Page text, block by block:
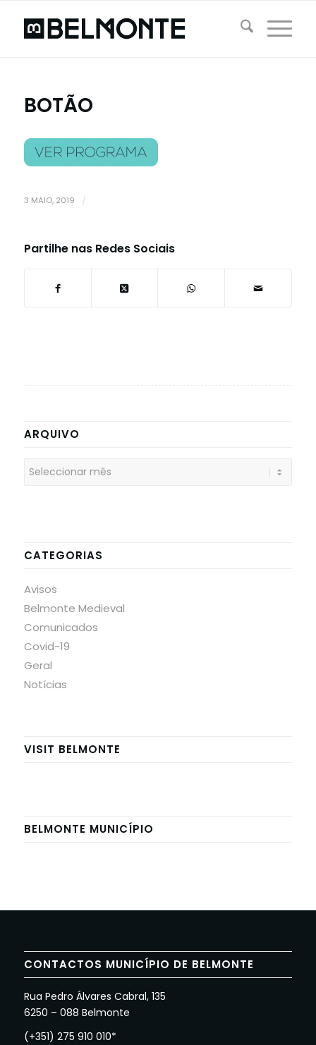
BOTÃO
3 MAIO, 2019 /
Partilhe nas Redes Sociais
ARQUIVO
CATEGORIAS
Avisos
Belmonte Medieval
Comunicados
Covid-19
Geral
Notícias
VISIT BELMONTE
BELMONTE MUNICÍPIO
CONTACTOS MUNICÍPIO DE BELMONTE
Rua Pedro Álvares Cabral, 135
6250 – 088 Belmonte
(+351) 275 910 010*